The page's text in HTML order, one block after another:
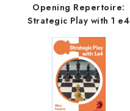
Opening Repertoire:
Strategic Play with 1 e4